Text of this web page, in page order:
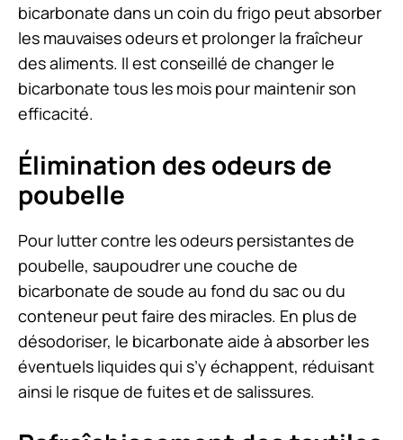
bicarbonate dans un coin du frigo peut absorber
les mauvaises odeurs et prolonger la fraîcheur
des aliments. Il est conseillé de changer le
bicarbonate tous les mois pour maintenir son
efficacité.
Élimination des odeurs de
poubelle
Pour lutter contre les odeurs persistantes de
poubelle, saupoudrer une couche de
bicarbonate de soude au fond du sac ou du
conteneur peut faire des miracles. En plus de
désodoriser, le bicarbonate aide à absorber les
éventuels liquides qui s’y échappent, réduisant
ainsi le risque de fuites et de salissures.